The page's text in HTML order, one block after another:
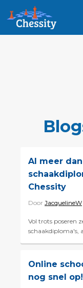
Al meer
Chessity
Door JacquelineW
Vol trots poseren
schaakdiploma's,
Online
nog snel op!